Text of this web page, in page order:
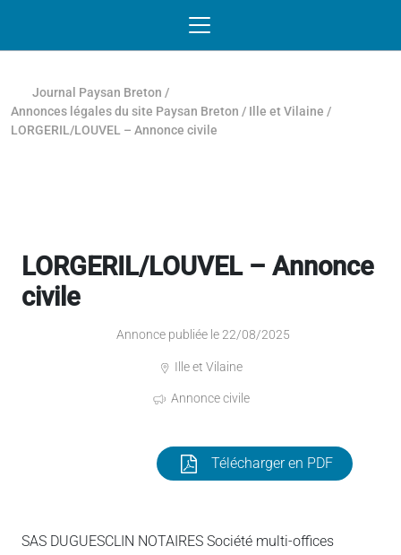
Journal Paysan Breton /
Annonces légales du site Paysan Breton / Ille et Vilaine /
LORGERIL/LOUVEL – Annonce civile
LORGERIL/LOUVEL – Annonce
civile
Annonce publiée le 22/08/2025
Ille et Vilaine
Annonce civile
Télécharger en PDF
SAS DUGUESCLIN NOTAIRES Société multi-offices